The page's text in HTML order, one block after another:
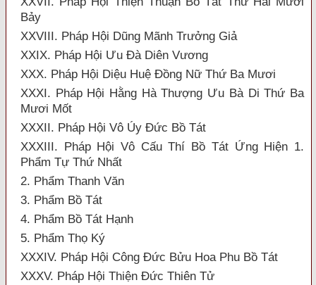
Bảy
XXVIII. Pháp Hội Dũng Mãnh Trưởng Giả
XXIX. Pháp Hội Ưu Đà Diên Vương
XXX. Pháp Hội Diệu Huệ Đồng Nữ Thứ Ba Mươi
XXXI. Pháp Hội Hằng Hà Thượng Ưu Bà Di Thứ Ba
Mươi Mốt
XXXII. Pháp Hội Vô Úy Đức Bồ Tát
XXXIII. Pháp Hội Vô Cấu Thí Bồ Tát Ứng Hiện 1.
Phẩm Tự Thứ Nhất
2. Phẩm Thanh Văn
3. Phẩm Bồ Tát
4. Phẩm Bồ Tát Hạnh
5. Phẩm Thọ Ký
XXXIV. Pháp Hội Công Đức Bửu Hoa Phu Bồ Tát
XXXV. Pháp Hội Thiện Đức Thiên Tử